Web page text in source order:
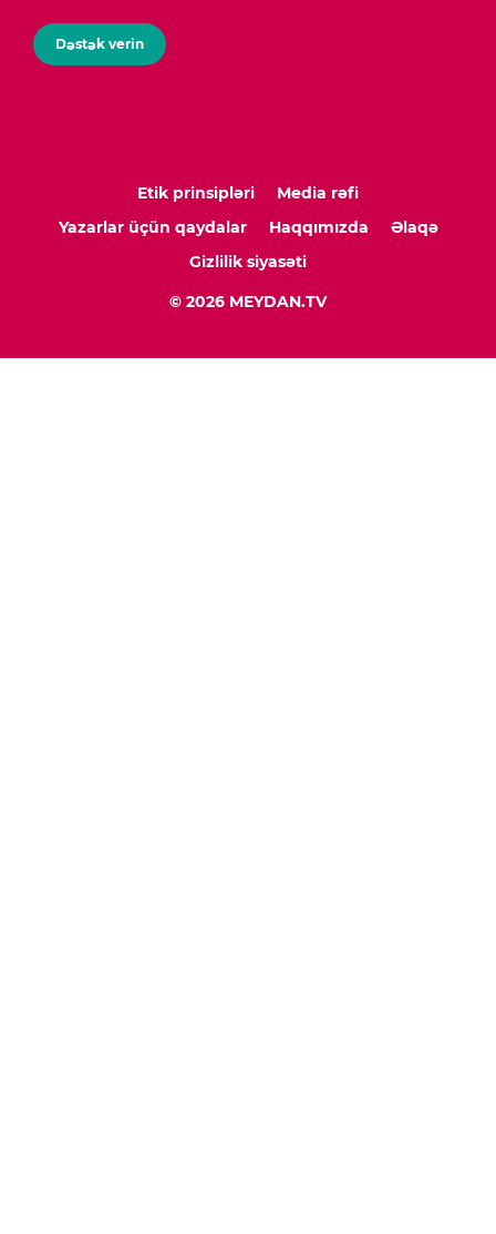
Dəstək verin
Etik prinsipləri
Media rəfi
Yazarlar üçün qaydalar
Haqqımızda
Əlaqə
Gizlilik siyasəti
© 2026 MEYDAN.TV